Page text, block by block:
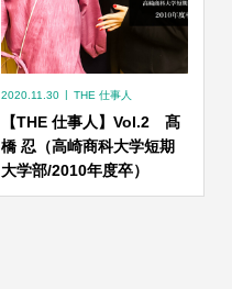
2020.11.30 THE 仕事人
【THE 仕事人】Vol.2 髙
橋 忍（高崎商科大学短期
大学部/2010年度卒）